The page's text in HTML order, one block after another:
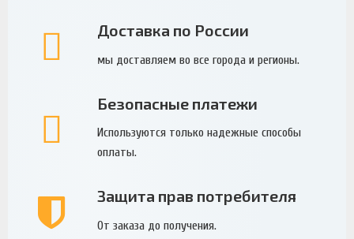
Доставка по России
мы доставляем во все города и регионы.
Безопасные платежи
Используются только надежные способы
оплаты.
Защита прав потребителя
От заказа до получения.